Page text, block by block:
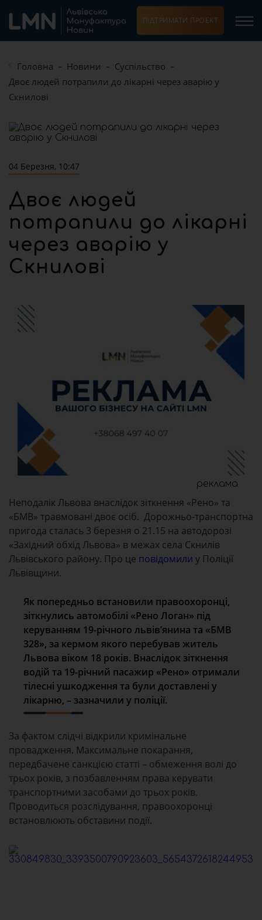
ПІДТРИМАТИ ПРОЕКТ
Головна Новини
Суспільство
Двоє людей потрапили до лікарні через аварію у
Скнилові
04 Березня, 10:47
Двоє людей
потрапили до лікарні
через аварію у
Скнилові
реклама
Неподалік Львова внаслідок зіткнення «Рено» та
«БМВ» травмовані двоє осіб. Дорожньо-транспортна
пригода сталась 3 березня о 21.15 на автодорозі
«Західний обхід Львова» в межах села Скнилів
Львівського району. Про це повідомили у Поліції
Львівщини.
Як попередньо встановили правоохоронці,
зіткнулись автомобілі «Рено Логан» під
керуванням 19-річного львів’янина та «БМВ
328», за кермом якого перебував житель
Львова віком 18 років. Внаслідок зіткнення
водій та 19-річний пасажир «Рено» отримали
тілесні ушкодження та були доставлені у
лікарню, – зазначили у поліції.
За фактом слідчі відкрили кримінальне
провадження. Максимальне покарання,
передбачене санкцією статті – обмеження волі до
трьох років, з позбавленням права керувати
транспортними засобами до трьох років.
Проводиться розслідування, правоохоронці
встановлюють обставини події.